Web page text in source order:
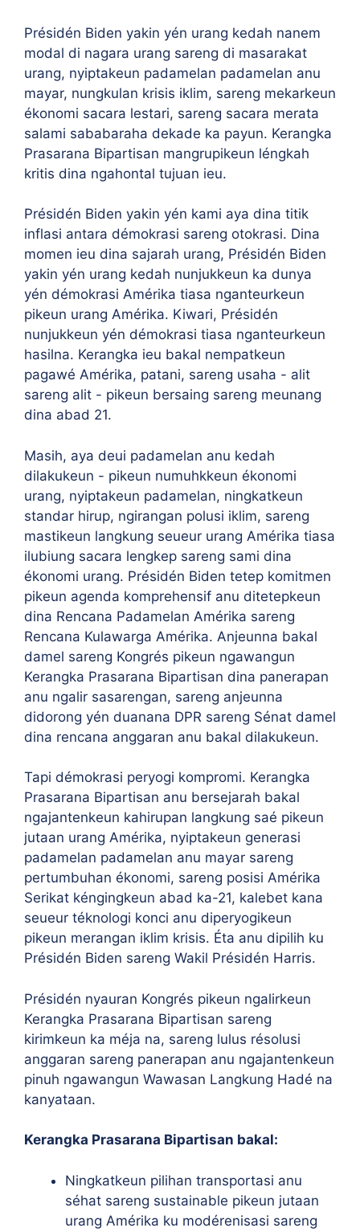
Présidén Biden yakin yén urang kedah nanem
modal di nagara urang sareng di masarakat
urang, nyiptakeun padamelan padamelan anu
mayar, nungkulan krisis iklim, sareng mekarkeun
ékonomi sacara lestari, sareng sacara merata
salami sababaraha dekade ka payun. Kerangka
Prasarana Bipartisan mangrupikeun léngkah
kritis dina ngahontal tujuan ieu.
Présidén Biden yakin yén kami aya dina titik
inflasi antara démokrasi sareng otokrasi. Dina
momen ieu dina sajarah urang, Présidén Biden
yakin yén urang kedah nunjukkeun ka dunya
yén démokrasi Amérika tiasa nganteurkeun
pikeun urang Amérika. Kiwari, Présidén
nunjukkeun yén démokrasi tiasa nganteurkeun
hasilna. Kerangka ieu bakal nempatkeun
pagawé Amérika, patani, sareng usaha - alit
sareng alit - pikeun bersaing sareng meunang
dina abad 21.
Masih, aya deui padamelan anu kedah
dilakukeun - pikeun numuhkkeun ékonomi
urang, nyiptakeun padamelan, ningkatkeun
standar hirup, ngirangan polusi iklim, sareng
mastikeun langkung seueur urang Amérika tiasa
ilubiung sacara lengkep sareng sami dina
ékonomi urang. Présidén Biden tetep komitmen
pikeun agenda komprehensif anu ditetepkeun
dina Rencana Padamelan Amérika sareng
Rencana Kulawarga Amérika. Anjeunna bakal
damel sareng Kongrés pikeun ngawangun
Kerangka Prasarana Bipartisan dina panerapan
anu ngalir sasarengan, sareng anjeunna
didorong yén duanana DPR sareng Sénat damel
dina rencana anggaran anu bakal dilakukeun.
Tapi démokrasi peryogi kompromi. Kerangka
Prasarana Bipartisan anu bersejarah bakal
ngajantenkeun kahirupan langkung saé pikeun
jutaan urang Amérika, nyiptakeun generasi
padamelan padamelan anu mayar sareng
pertumbuhan ékonomi, sareng posisi Amérika
Serikat kéngingkeun abad ka-21, kalebet kana
seueur téknologi konci anu diperyogikeun
pikeun merangan iklim krisis. Éta anu dipilih ku
Présidén Biden sareng Wakil Présidén Harris.
Présidén nyauran Kongrés pikeun ngalirkeun
Kerangka Prasarana Bipartisan sareng
kirimkeun ka méja na, sareng lulus résolusi
anggaran sareng panerapan anu ngajantenkeun
pinuh ngawangun Wawasan Langkung Hadé na
kanyataan.
Kerangka Prasarana Bipartisan bakal:
Ningkatkeun pilihan transportasi anu
séhat sareng sustainable pikeun jutaan
urang Amérika ku modérenisasi sareng